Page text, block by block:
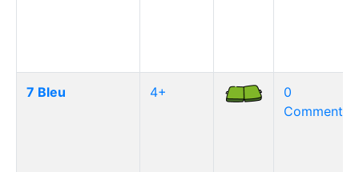
7 Bleu 4+
0